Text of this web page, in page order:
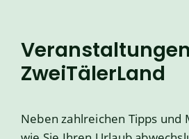
ZweiTälerLand
Neben zahlreichen Tipps und